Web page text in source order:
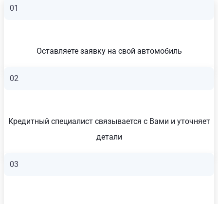
01
Оставляете заявку на свой автомобиль
02
Кредитный специалист связывается с Вами и уточняет
детали
03